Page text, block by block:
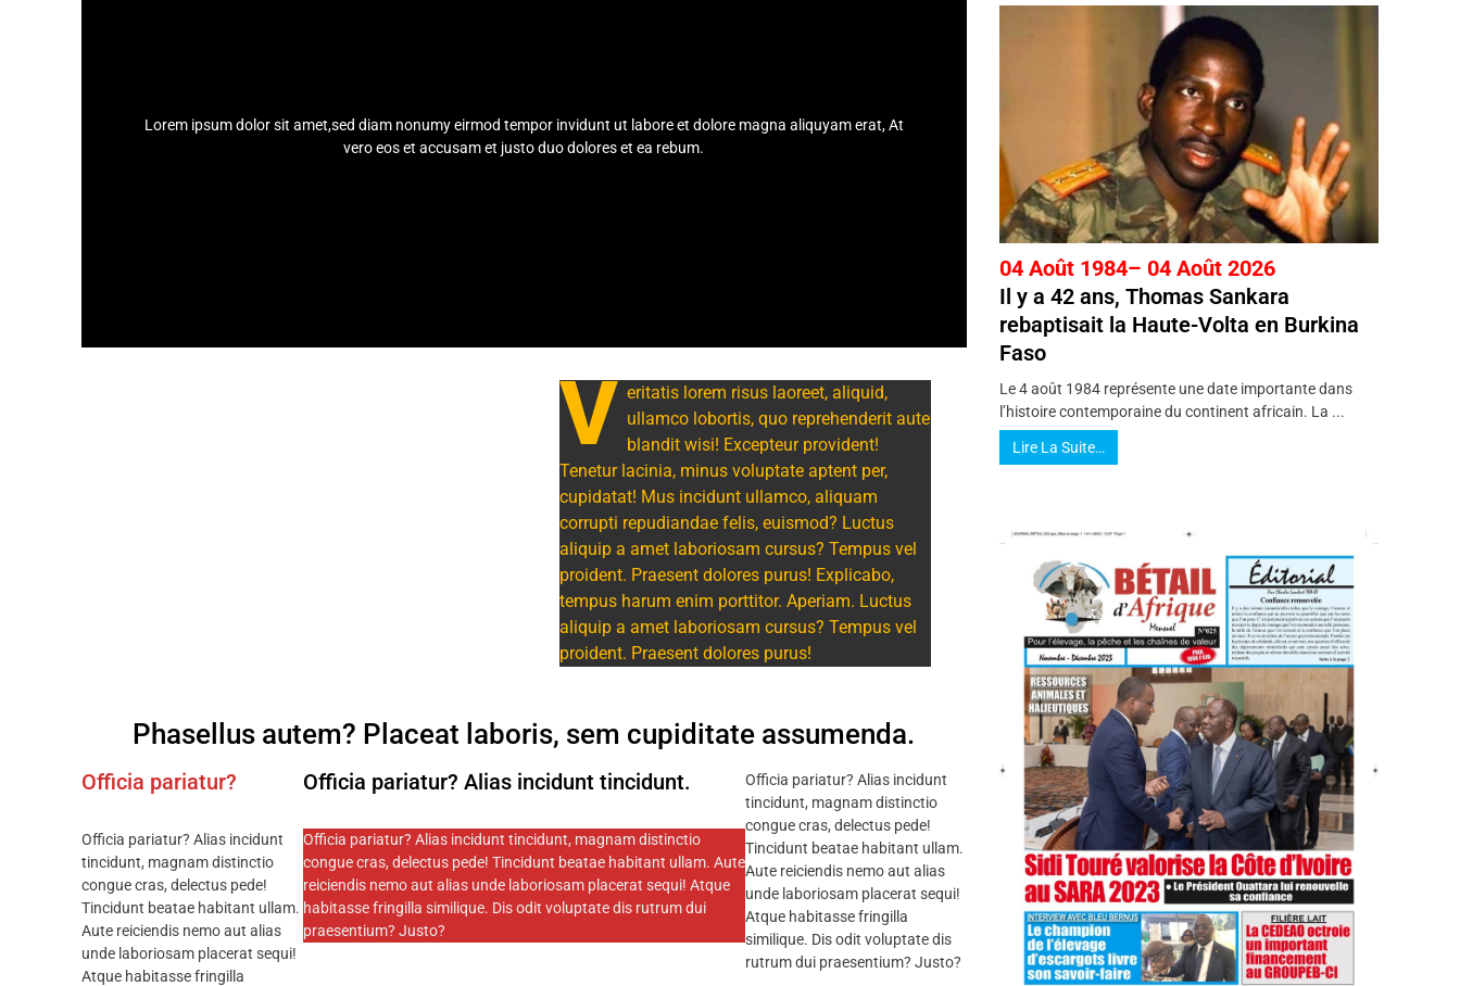
Lorem ipsum dolor sit amet,sed diam nonumy eirmod tempor invidunt ut labore et dolore magna aliquyam erat, At
vero eos et accusam et justo duo dolores et ea rebum.
V eritatis lorem risus laoreet, aliquid,
ullamco lobortis, quo reprehenderit aute
blandit wisi! Excepteur provident!
Tenetur lacinia, minus voluptate aptent per,
cupidatat! Mus incidunt ullamco, aliquam
corrupti repudiandae felis, euismod? Luctus
aliquip a amet laboriosam cursus? Tempus vel
proident. Praesent dolores purus! Explicabo,
tempus harum enim porttitor. Aperiam. Luctus
aliquip a amet laboriosam cursus? Tempus vel
proident. Praesent dolores purus!
Phasellus autem? Placeat laboris, sem cupiditate assumenda.
Officia pariatur?
Officia pariatur? Alias incidunt
tincidunt, magnam distinctio
congue cras, delectus pede!
Tincidunt beatae habitant ullam.
Aute reiciendis nemo aut alias
unde laboriosam placerat sequi!
Atque habitasse fringilla
Officia pariatur? Alias incidunt tincidunt.
Officia pariatur? Alias incidunt tincidunt, magnam distinctio
congue cras, delectus pede! Tincidunt beatae habitant ullam. Aute
reiciendis nemo aut alias unde laboriosam placerat sequi! Atque
habitasse fringilla similique. Dis odit voluptate dis rutrum dui
praesentium? Justo?
Officia pariatur? Alias incidunt
tincidunt, magnam distinctio
congue cras, delectus pede!
Tincidunt beatae habitant ullam.
Aute reiciendis nemo aut alias
unde laboriosam placerat sequi!
Atque habitasse fringilla
similique. Dis odit voluptate dis
rutrum dui praesentium? Justo?
04 Août 1984– 04 Août 2026
Il y a 42 ans, Thomas Sankara
rebaptisait la Haute-Volta en Burkina
Faso
Le 4 août 1984 représente une date importante dans
l’histoire contemporaine du continent africain. La ...
Lire La Suite…